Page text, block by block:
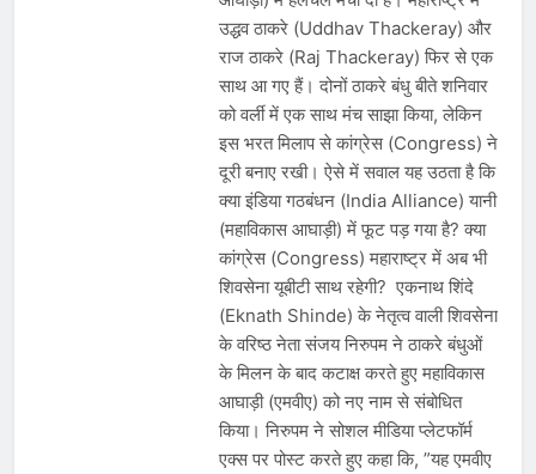
देशभर में विशेष कार्यक्रमों के जरिए भारतीय
बुनकरों और पारंपरिक वस्त्रों को मिलेगा बढ़ावा
August 2, 2026
प्रधानमंत्री नरेंद्र मोदी ने भोगापुरम
अंतरराष्ट्रीय हवाई अड्डे का उद्घाटन किया,
आंध्र प्रदेश में ₹18,000 करोड़ की विकास
परियोजनाओं की शुरुआत
August 2, 2026
केंद्र सरकार ने विस्तारित Khelo India
Scheme को मंजूरी दी, खेल ढाँचे को मजबूत
करने के लिए ₹36,441 करोड़ का बड़ा
August 1, 2026
उद्धव ठाकरे (Uddhav Thackeray) और
राज ठाकरे (Raj Thackeray) फिर से एक
साथ आ गए हैं। दोनों ठाकरे बंधु बीते शनिवार
को वर्ली में एक साथ मंच साझा किया, लेकिन
इस भरत मिलाप से कांग्रेस (Congress) ने
दूरी बनाए रखी। ऐसे में सवाल यह उठता है कि
क्या इंडिया गठबंधन (India Alliance) यानी
(महाविकास आघाड़ी) में फूट पड़ गया है? क्या
कांग्रेस (Congress) महाराष्ट्र में अब भी
शिवसेना यूबीटी साथ रहेगी? एकनाथ शिंदे
(Eknath Shinde) के नेतृत्व वाली शिवसेना
के वरिष्ठ नेता संजय निरुपम ने ठाकरे बंधुओं
के मिलन के बाद कटाक्ष करते हुए महाविकास
आघाड़ी (एमवीए) को नए नाम से संबोधित
किया। निरुपम ने सोशल मीडिया प्लेटफॉर्म
एक्स पर पोस्ट करते हुए कहा कि, ”यह एमवीए